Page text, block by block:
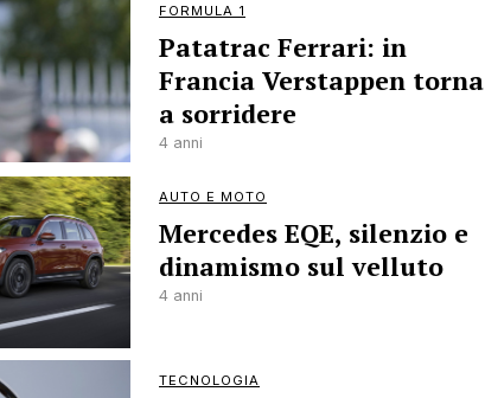
FORMULA 1
Patatrac Ferrari: in
Francia Verstappen torna
a sorridere
4 anni
AUTO E MOTO
Mercedes EQE, silenzio e
dinamismo sul velluto
4 anni
TECNOLOGIA